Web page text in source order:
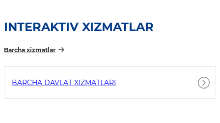
INTERAKTIV XIZMATLAR
Barcha xizmatlar
BARCHA DAVLAT XIZMATLARI